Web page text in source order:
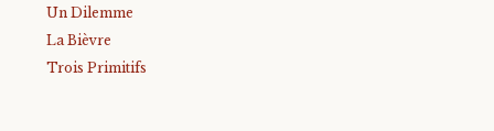
Un Dilemme
La Bièvre
Trois Primitifs